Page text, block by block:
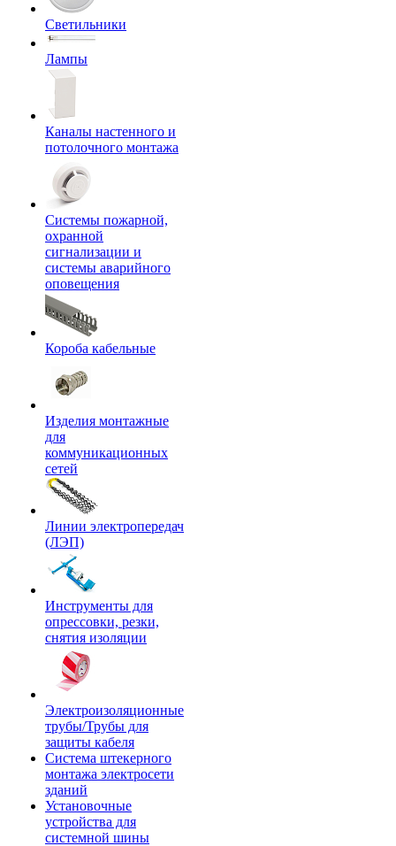
Светильники
Лампы
Каналы настенного и
потолочного монтажа
Системы пожарной,
охранной
сигнализации и
системы аварийного
оповещения
Короба кабельные
Изделия монтажные
для
коммуникационных
сетей
Линии электропередач
(ЛЭП)
Инструменты для
опрессовки, резки,
снятия изоляции
Электроизоляционные
трубы/Трубы для
защиты кабеля
Система штекерного
монтажа электросети
зданий
Установочные
устройства для
системной шины